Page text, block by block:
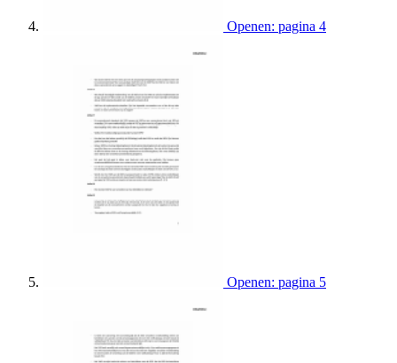
Openen: pagina 4
Openen: pagina 5